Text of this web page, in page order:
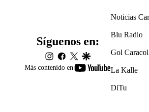
Más contenido en
youtube-
Síguenos en:
instagram
facebook
twittergoogle
Noticias
Blu Radio
Gol Caracol
La Kalle
DiTu